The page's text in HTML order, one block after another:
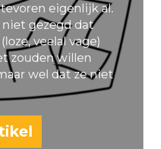
eigenlijk al.
niet gezegd dat
veelal vage)
zouden willen
wel dat ze niet